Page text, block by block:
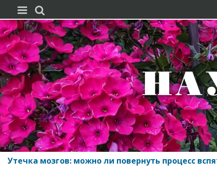
 
Утечка мозгов: можно ли повернуть процесс